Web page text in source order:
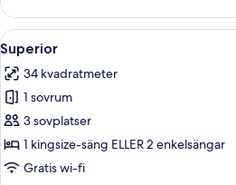
Öppna
alla
foton
för
Superior
Ett
5
Superior
34 kvadratmeter
1 sovrum
3 sovplatser
1 kingsize-säng ELLER 2 enkelsängar
Gratis wi-fi